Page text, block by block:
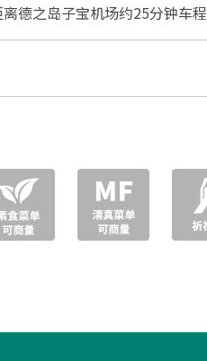
德之岛子宝机场约25分钟车程